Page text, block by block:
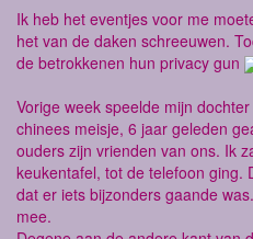
Ik heb het eventjes voor me
het van de daken schreeuwen.
de betrokkenen hun privacy gun
Vorige week speelde mijn
chinees meisje, 6 jaar geleden
ouders zijn vrienden van ons. Ik
keukentafel, tot de telefoon ging.
dat er iets bijzonders gaande
mee.